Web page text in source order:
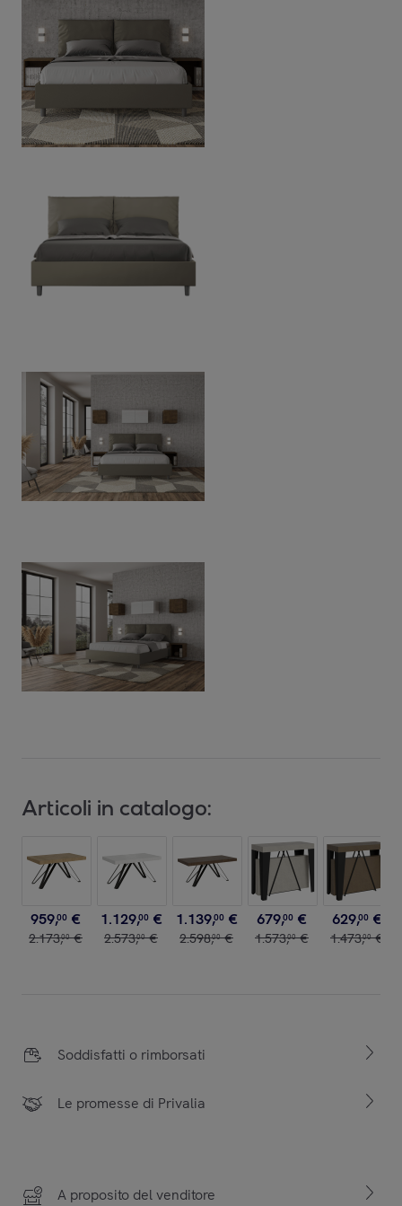
Articoli in catalogo:
959,00 €
2.173,00 €
1.129,00 €
2.573,00 €
1.139,00 €
2.598,00 €
679,00 €
1.573,00 €
629,00 €
1.473,00 €
Soddisfatti o rimborsati
Le promesse di Privalia
A proposito del venditore